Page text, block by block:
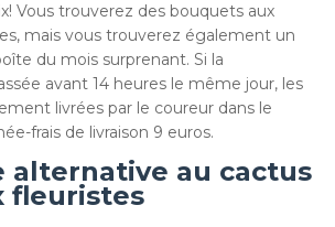
Vous trouverez des bouquets aux
mais vous trouverez également un
du mois surprenant. Si la
avant 14 heures le même jour, les
livrées par le coureur dans le
frais de livraison 9 euros.
alternative au cactus
fleuristes